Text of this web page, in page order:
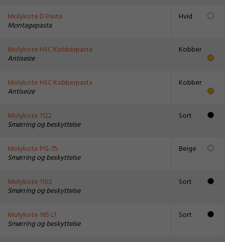
Molykote D Pasta
Montagepasta
Hvid
Molykote HSC Kobberpasta
Antiseize
Kobber
Molykote HSC Kobberpasta
Antiseize
Kobber
Molykote 1122
Smørring og beskyttelse
Sort
Molykote PG-75
Smørring og beskyttelse
Beige
Molykote 1102
Smørring og beskyttelse
Sort
Molykote 165 LT
Smørring og beskyttelse
Sort